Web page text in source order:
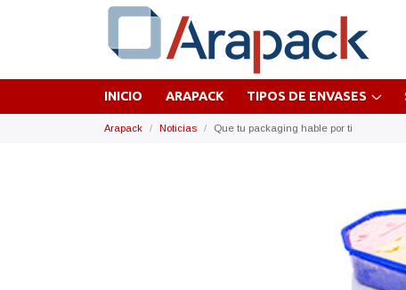
INICIO ARAPACK TIPOS DE ENVASES
Arapack Noticias Que tu packaging hable por ti